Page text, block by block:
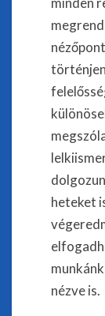
heteket
nézve is.